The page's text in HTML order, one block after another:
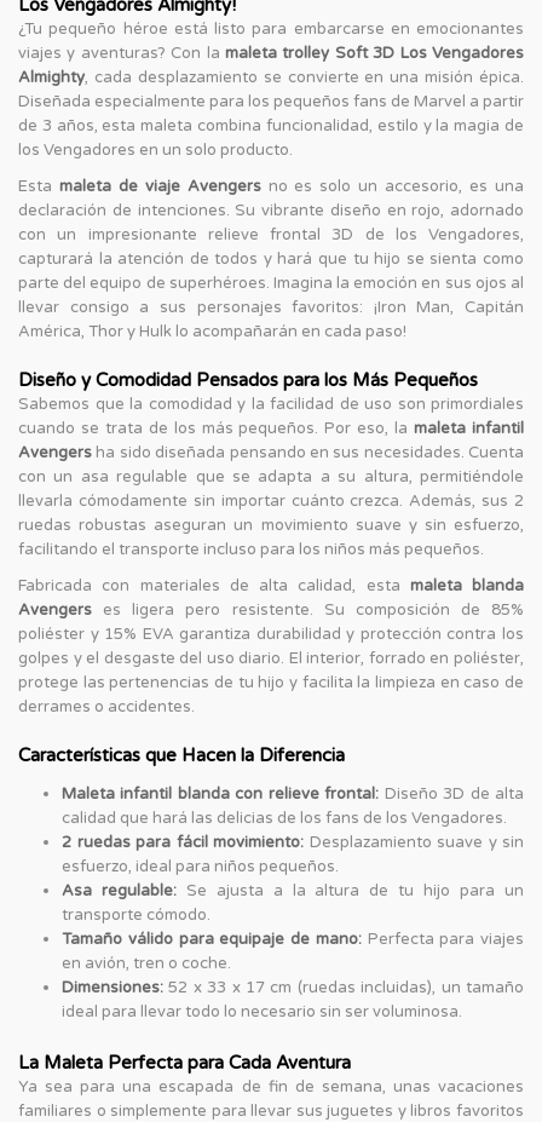
¿Tu pequeño héroe está listo para embarcarse en emocionantes
viajes y aventuras? Con la maleta trolley Soft 3D Los Vengadores
Almighty, cada desplazamiento se convierte en una misión épica.
Diseñada especialmente para los pequeños fans de Marvel a partir
de 3 años, esta maleta combina funcionalidad, estilo y la magia de
los Vengadores en un solo producto.
Esta maleta de viaje Avengersno es solo un accesorio, es una
declaración de intenciones. Su vibrante diseño en rojo, adornado
con un impresionante relieve frontal 3D de los Vengadores,
capturará la atención de todos y hará que tu hijo se sienta como
parte del equipo de superhéroes. Imagina la emoción en sus ojos al
llevar consigo a sus personajes favoritos: ¡Iron Man, Capitán
América, Thor y Hulk lo acompañarán en cada paso!
Diseño y Comodidad Pensados para los Más Pequeños
Sabemos que la comodidad y la facilidad de uso son primordiales
cuando se trata de los más pequeños. Por eso, lamaleta infantil
Avengers ha sido diseñada pensando en sus necesidades. Cuenta
con un asa regulable que se adapta a su altura, permitiéndole
llevarla cómodamente sin importar cuánto crezca. Además, sus 2
ruedas robustas aseguran un movimiento suave y sin esfuerzo,
facilitando el transporte incluso para los niños más pequeños.
Fabricada con materiales de alta calidad, esta maleta blanda
Avengers es ligera pero resistente. Su composición de 85%
poliéster y 15% EVA garantiza durabilidad y protección contra los
golpes y el desgaste del uso diario. El interior, forrado en poliéster,
protege las pertenencias de tu hijo y facilita la limpieza en caso de
derrames o accidentes.
Características que Hacen la Diferencia
Maleta infantil blanda con relieve frontal: Diseño 3D de alta
calidad que hará las delicias de los fans de los Vengadores.
2 ruedas para fácil movimiento: Desplazamiento suave y sin
esfuerzo, ideal para niños pequeños.
Asa regulable:Se ajusta a la altura de tu hijo para un
transporte cómodo.
Tamaño válido para equipaje de mano:Perfecta para viajes
en avión, tren o coche.
Dimensiones: 52 x 33 x 17 cm (ruedas incluidas), un tamaño
ideal para llevar todo lo necesario sin ser voluminosa.
La Maleta Perfecta para Cada Aventura
Ya sea para una escapada de fin de semana, unas vacaciones
familiares o simplemente para llevar sus juguetes y libros favoritos